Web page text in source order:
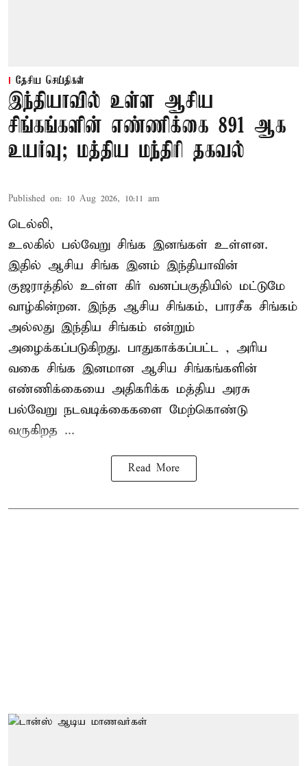
தேசிய செய்திகள்
இந்தியாவில் உள்ள ஆசிய
சிங்கங்களின் எண்ணிக்கை 891 ஆக
உயர்வு; மத்திய மந்திரி தகவல்
Published on: 10 Aug 2026, 10:11 am
டெல்லி,
உலகில் பல்வேறு சிங்க இனங்கள் உள்ளன.
இதில் ஆசிய சிங்க இனம் இந்தியாவின்
குஜராத்தில் உள்ள கிர் வனப்பகுதியில் மட்டுமே
வாழ்கின்றன. இந்த ஆசிய சிங்கம், பாரசீக சிங்கம்
அல்லது இந்திய சிங்கம் என்றும்
அழைக்கப்படுகிறது. பாதுகாக்கப்பட்ட , அரிய
வகை சிங்க இனமான ஆசிய சிங்கங்களின்
எண்ணிக்கையை அதிகரிக்க மத்திய அரசு
பல்வேறு நடவடிக்கைகளை மேற்கொண்டு
வருகிறத ...
Read More